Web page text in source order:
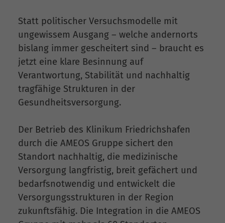
Statt politischer Versuchsmodelle mit
ungewissem Ausgang – welche andernorts
bislang immer gescheitert sind – braucht es
jetzt eine klare Besinnung auf
Verantwortung, Stabilität und nachhaltig
tragfähige Strukturen in der
Gesundheitsversorgung.
Der Betrieb des Klinikum Friedrichshafen
durch die AMEOS Gruppe sichert den
Standort nachhaltig, die medizinische
Versorgung langfristig, breit gefächert und
bedarfsnotwendig und entwickelt die
Versorgungsstrukturen in der Region
zukunftsfähig. Die Integration in die AMEOS